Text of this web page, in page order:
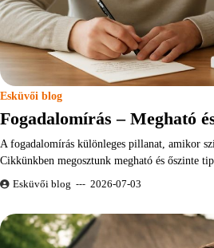
Esküvői blog
Fogadalomírás – Megható
A fogadalomírás különleges pillanat, amikor
Cikkünkben megosztunk megható és őszinte
Esküvői blog 2026-07-03